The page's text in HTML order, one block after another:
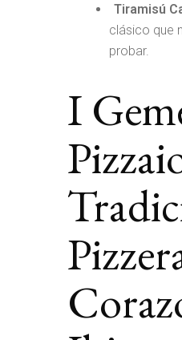
Tiramisú
clásico que
probar.
I